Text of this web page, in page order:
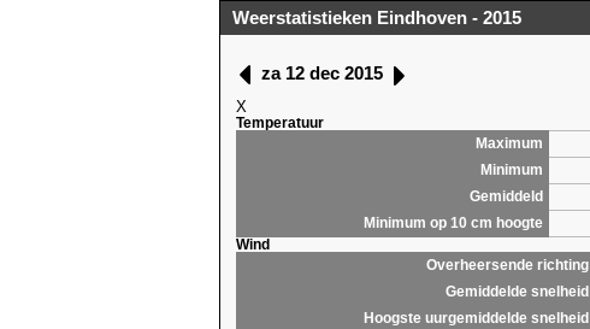
Weerstatistieken Eindhoven - 2015
za 12 dec 2015
X
Temperatuur
Maximum
Minimum
Gemiddeld
Minimum op 10 cm hoogte
Wind
Overheersende richting
Gemiddelde snelheid
Hoogste uurgemiddelde snelheid